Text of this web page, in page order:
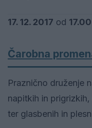
17. 12. 2017 od 17.00
Čarobna
Praznično druženje
napitkih in
ter glasbenih in